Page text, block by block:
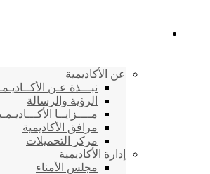
عن الأكاديمية
نبـــذة عـن
الرؤية والرسالة
مــــزايــا
مرافق الأكاديمية
مركز التحميلات
إدارة الأكاديمية
مجلس الأمناء